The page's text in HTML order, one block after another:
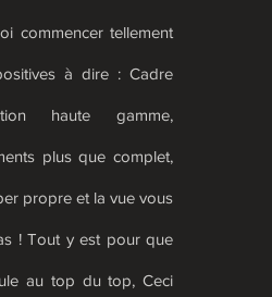
commencer tellement
à dire : Cadre
haute gamme,
plus que complet,
propre et la vue vous
! Tout y est pour que
au top du top, Ceci